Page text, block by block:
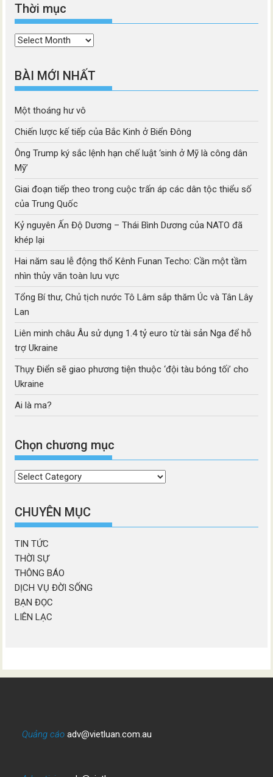
Thời mục
Thời
BÀI MỚI NHẤT
Một thoáng hư vô
Chiến lược kế tiếp của Bắc Kinh ở Biển Đông
Ông Trump ký sắc lệnh hạn chế luật ‘sinh ở Mỹ là công dân
Mỹ’
Giai đoạn tiếp theo trong cuộc trấn áp các dân tộc thiểu số
của Trung Quốc
Kỷ nguyên Ấn Độ Dương – Thái Bình Dương của NATO đã
khép lại
Hai năm sau lễ động thổ Kênh Funan Techo: Cần một tầm
nhìn thủy văn toàn lưu vực
Tổng Bí thư, Chủ tịch nước Tô Lâm sắp thăm Úc và Tân Lây
Lan
Liên minh châu Âu sử dụng 1.4 tỷ euro từ tài sản Nga để hỗ
trợ Ukraine
Thụy Điển sẽ giao phương tiện thuộc ‘đội tàu bóng tối’ cho
Ukraine
Ai là ma?
Chọn chương mục
Chọn
mục
CHUYÊN MỤC
TIN TỨC
THỜI SỰ
THÔNG BÁO
DỊCH VỤ ĐỜI SỐNG
BẠN ĐỌC
LIÊN LẠC
Quảng cáo adv@vietluan.com.au